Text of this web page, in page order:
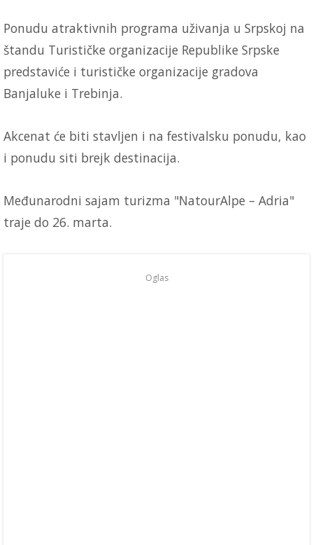
Ponudu atraktivnih programa uživanja u Srpskoj na
štandu Turističke organizacije Republike Srpske
predstaviće i turističke organizacije gradova
Banjaluke i Trebinja.
Akcenat će biti stavljen i na festivalsku ponudu, kao
i ponudu siti brejk destinacija.
Međunarodni sajam turizma "NatourAlpe – Adria"
traje do 26. marta.
Oglas